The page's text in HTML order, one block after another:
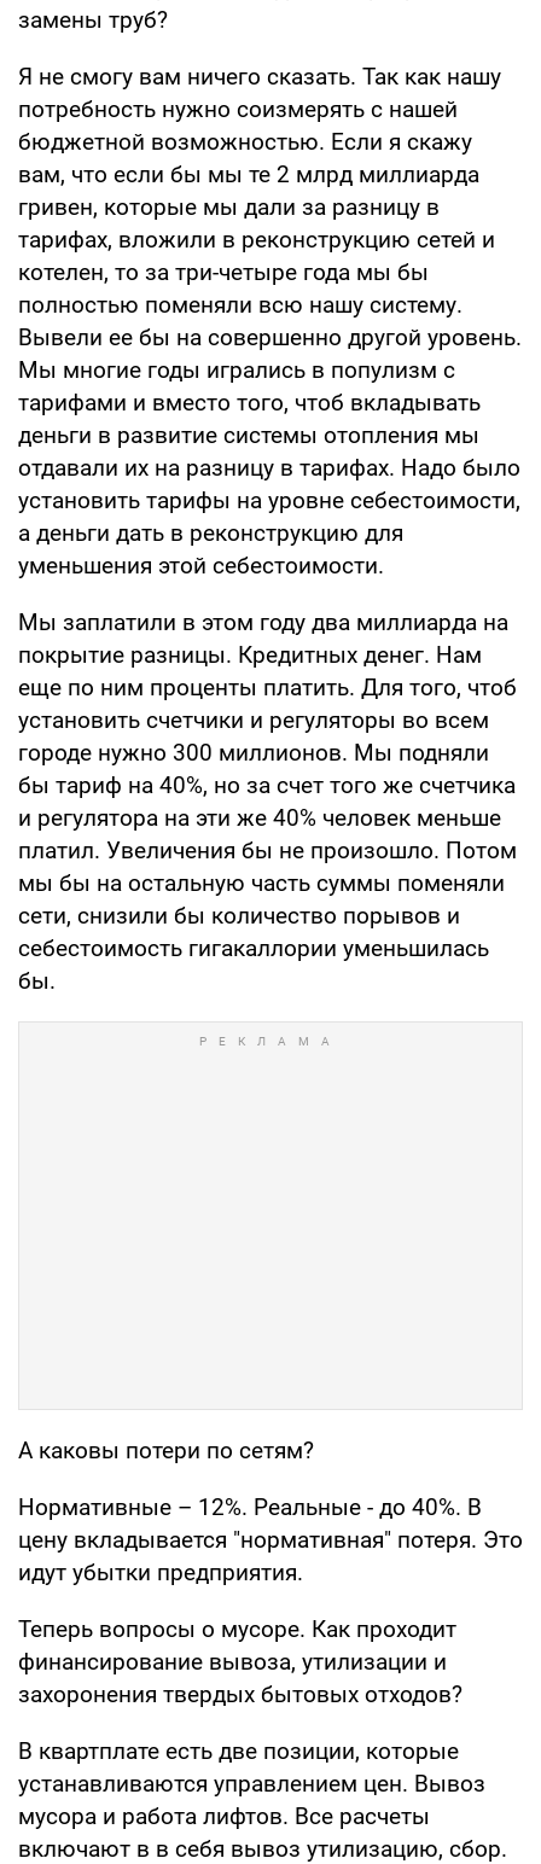
замены труб?
Я не смогу вам ничего сказать. Так как нашу
потребность нужно соизмерять с нашей
бюджетной возможностью. Если я скажу
вам, что если бы мы те 2 млрд миллиарда
гривен, которые мы дали за разницу в
тарифах, вложили в реконструкцию сетей и
котелен, то за три-четыре года мы бы
полностью поменяли всю нашу систему.
Вывели ее бы на совершенно другой уровень.
Мы многие годы игрались в популизм с
тарифами и вместо того, чтоб вкладывать
деньги в развитие системы отопления мы
отдавали их на разницу в тарифах. Надо было
установить тарифы на уровне себестоимости,
а деньги дать в реконструкцию для
уменьшения этой себестоимости.
Мы заплатили в этом году два миллиарда на
покрытие разницы. Кредитных денег. Нам
еще по ним проценты платить. Для того, чтоб
установить счетчики и регуляторы во всем
городе нужно 300 миллионов. Мы подняли
бы тариф на 40%, но за счет того же счетчика
и регулятора на эти же 40% человек меньше
платил. Увеличения бы не произошло. Потом
мы бы на остальную часть суммы поменяли
сети, снизили бы количество порывов и
себестоимость гигакаллории уменьшилась
бы.
А каковы потери по сетям?
Нормативные – 12%. Реальные - до 40%. В
цену вкладывается "нормативная" потеря. Это
идут убытки предприятия.
Теперь вопросы о мусоре. Как проходит
финансирование вывоза, утилизации и
захоронения твердых бытовых отходов?
В квартплате есть две позиции, которые
устанавливаются управлением цен. Вывоз
мусора и работа лифтов. Все расчеты
включают в в себя вывоз утилизацию, сбор.